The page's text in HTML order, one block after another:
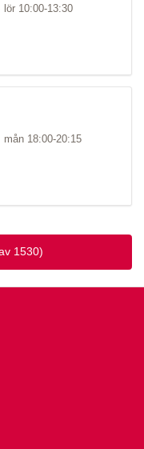
Tid
lör 10:00-13:30
Tid
mån 18:00-20:15
1530)